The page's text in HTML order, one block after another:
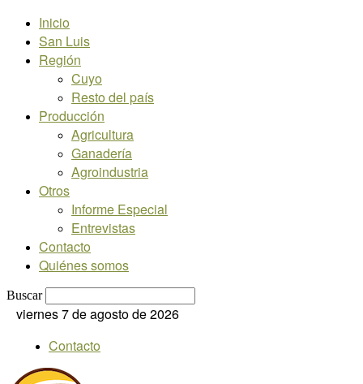
Inicio
San Luis
Región
Cuyo
Resto del país
Producción
Agricultura
Ganadería
Agroindustria
Otros
Informe Especial
Entrevistas
Contacto
Quiénes somos
Buscar
viernes 7 de agosto de 2026
Contacto